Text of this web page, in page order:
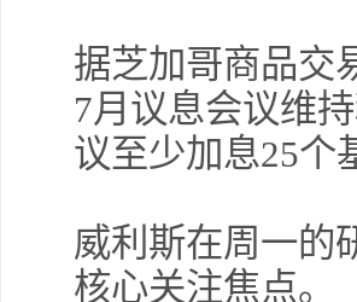
据芝加哥商品交
7月议息会议维
议至少加息25个
威利斯在周一的
核心关注焦点。